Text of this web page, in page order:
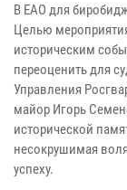
В ЕАО для
Целью
историческим
переоценить для
Управления
майор Игорь
исторической
несокрушимая
успеху.